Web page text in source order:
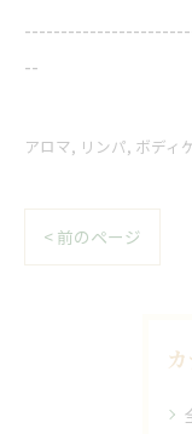
--
アロマ リンパ ボディ
< 前のページ